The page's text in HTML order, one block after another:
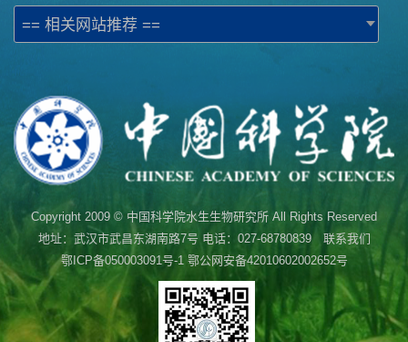
== 相关网站推荐 ==
Copyright 2009 © 中国科学院水生生物研究所 All Rights Reserved
地址：武汉市武昌东湖南路7号 电话：027-68780839 联系我们
鄂ICP备050003091号-1鄂公网安备42010602002652号